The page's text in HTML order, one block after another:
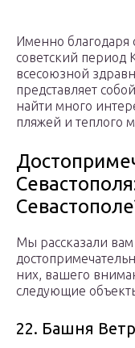
Именно
советский период
всесоюзной
представляет
найти много
пляжей и теплого
Мы рассказали
них, вашего
следующие
22. Башня